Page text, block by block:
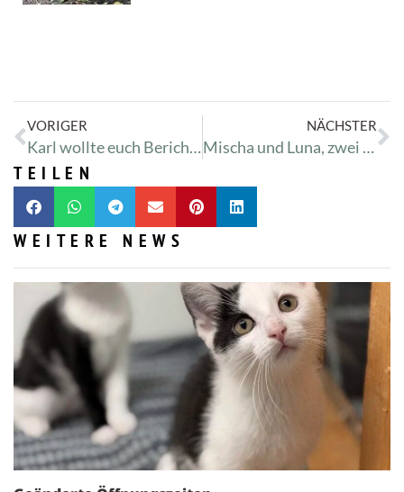
VORIGER
Karl wollte euch Berichten
NÄCHSTER
Mischa und Luna, zwei Senioren ziehen ins Tierheim
TEILEN
WEITERE NEWS